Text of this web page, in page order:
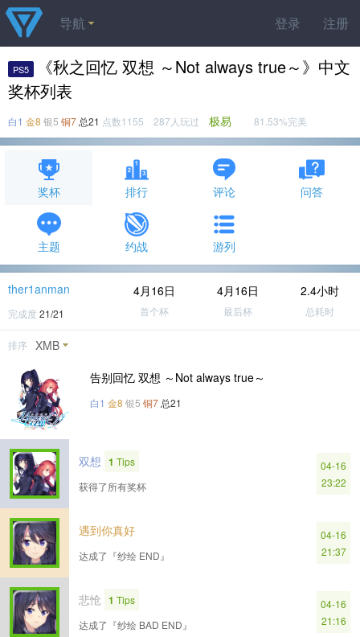
登录 注册
导航
PS5
《秋之回忆 双想 ～Not always true～》中文
奖杯列表
白1 金8 银5 铜7 总21 点数1155 287人玩过 极易 81.53%完美
奖杯 排行 评论 问答
主题 约战 游列
ther1anman
完成度 21/21
4月16日
首个杯
4月16日
最后杯
2.4小时
总耗时
排序 XMB
告别回忆 双想 ～Not always true～
白1 金8 银5 铜7 总21
双想 1 Tips
获得了所有奖杯
04-16
23:22
遇到你真好
达成了『纱绘 END』
04-16
21:37
悲怆 1 Tips
达成了『纱绘 BAD END』
04-16
21:16